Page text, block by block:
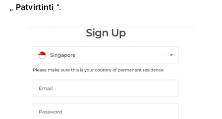
„ Patvirtinti “.